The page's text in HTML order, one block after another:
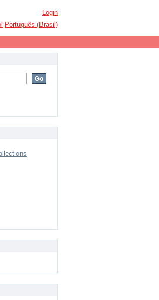
Login
Português (Brasil)